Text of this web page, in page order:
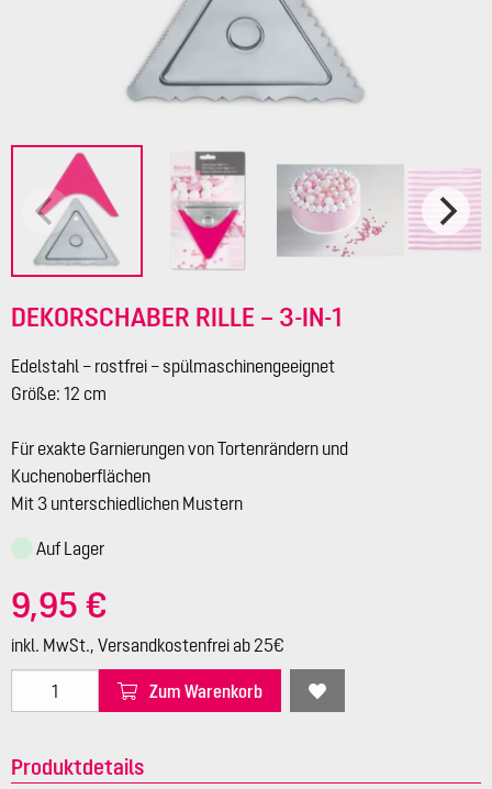
DEKORSCHABER RILLE – 3-IN-1
Edelstahl – rostfrei – spülmaschinengeeignet
Größe: 12 cm
Für exakte Garnierungen von Tortenrändern und
Kuchenoberflächen
Mit 3 unterschiedlichen Mustern
Auf Lager
9,95 €
inkl. MwSt., Versandkostenfrei ab 25€
Zum Warenkorb
Produktdetails